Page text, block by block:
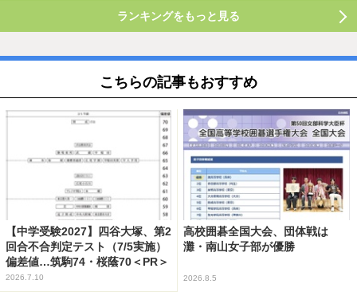
ランキングをもっと見る
こちらの記事もおすすめ
【中学受験2027】四谷大塚、第2
回合不合判定テスト（7/5実施）
偏差値…筑駒74・桜蔭70＜PR＞
2026.7.10
高校囲碁全国大会、団体戦は
灘・南山女子部が優勝
2026.8.5